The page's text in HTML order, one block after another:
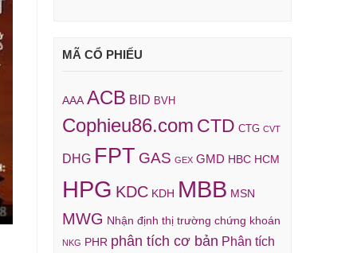
MÃ CỔ PHIẾU
AAA ACB BID BVH
Cophieu86.com CTD CTG CVT
DHG FPT GAS GEX GMD HBC HCM
HPG KDC KDH MBB MSN
MWG Nhận định thị trường chứng khoán
NKG PHR phân tích cơ bản Phân tích